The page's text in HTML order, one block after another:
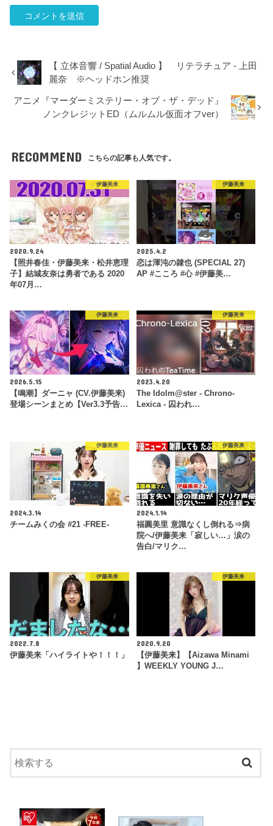
【 立体音響 / Spatial Audio 】 リテラチュア - 上田
麗奈 ※ヘッドホン推奨
アニメ『マーダーミステリー・オブ・ザ・デッド』
ノンクレジットED（ムルムル仮面オフver）
RECOMMEND こちらの記事も人気です。
伊藤美来
2020.9.24
【照井春佳・伊藤美来・松井恵理
子】結城友奈は勇者である 2020
年07月…
伊藤美来
2025.4.2
恋は渾沌の隷也 (SPECIAL 27)
AP #こころ #心 #伊藤美…
伊藤美来
2026.5.15
【鳴潮】ダーニャ (CV.伊藤美来)
登場シーンまとめ【Ver3.3予告…
伊藤美来
2023.4.20
The Idolm@ster - Chrono-
Lexica - 囚われ…
伊藤美来
2024.3.14
チームみくの会 #21 -FREE-
伊藤美来
2024.1.14
福圓美里 意識なくし倒れる⇒病
院へ/伊藤美来「寂しい…」涙の
告白/マリク…
伊藤美来
2022.7.8
伊藤美来「ハイライトや！！！」
伊藤美来
2020.9.20
【伊藤美来】【Aizawa Minami
】WEEKLY YOUNG J…